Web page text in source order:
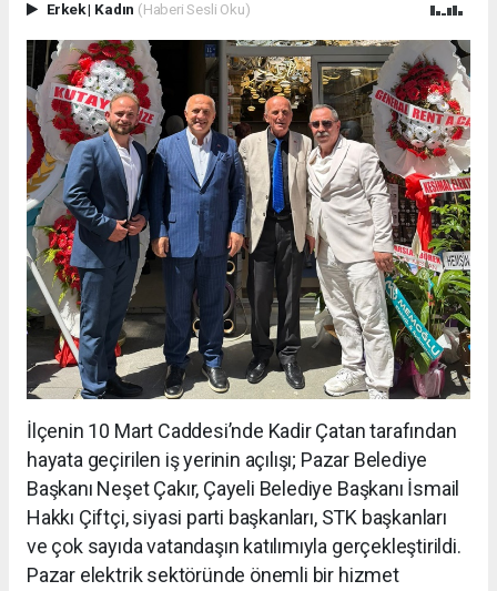
Erkek| Kadın (Haberi Sesli Oku)
İlçenin 10 Mart Caddesi’nde Kadir Çatan tarafından
hayata geçirilen iş yerinin açılışı; Pazar Belediye
Başkanı Neşet Çakır, Çayeli Belediye Başkanı İsmail
Hakkı Çiftçi, siyasi parti başkanları, STK başkanları
ve çok sayıda vatandaşın katılımıyla gerçekleştirildi.
Pazar elektrik sektöründe önemli bir hizmet